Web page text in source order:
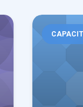
El arte de